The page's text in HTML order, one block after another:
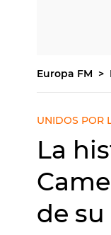
Europa FM
UNIDOS POR
La
de